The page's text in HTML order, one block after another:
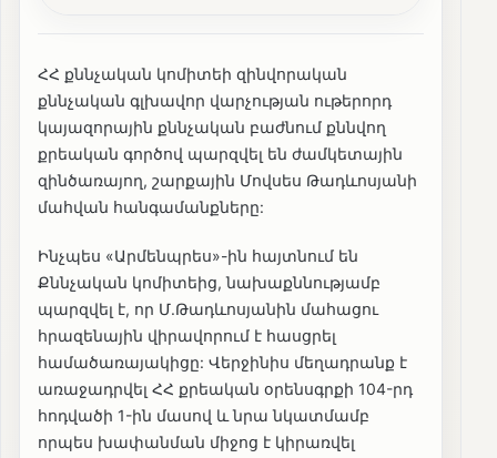
ՀՀ քննչական կոմիտեի զինվորական
քննչական գլխավոր վարչության ութերորդ
կայազորային քննչական բաժնում քննվող
քրեական գործով պարզվել են ժամկետային
զինծառայող, շարքային Մովսես Թադևոսյանի
մահվան հանգամանքները:
Ինչպես «Արմենպրես»-ին հայտնում են
Քննչական կոմիտեից, նախաքննությամբ
պարզվել է, որ Մ.Թադևոսյանին մահացու
հրազենային վիրավորում է հասցրել
համածառայակիցը: Վերջինիս մեղադրանք է
առաջադրվել ՀՀ քրեական օրենսգրքի 104-րդ
հոդվածի 1-ին մասով և նրա նկատմամբ
որպես խափանման միջոց է կիրառվել